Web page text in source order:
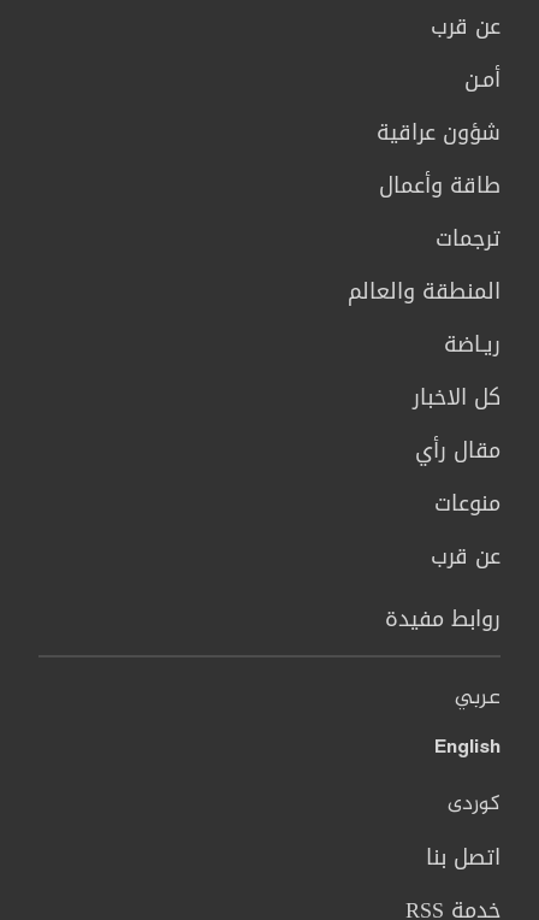
عن قرب
أمـن
شؤون عراقية
طاقة وأعمال
ترجمات
المنطقة والعالم
ريـاضة
كل الاخبار
مقال رأي
منوعات
عن قرب
روابط مفيدة
عربي
English
کوردی
اتصل بنا
خدمة RSS